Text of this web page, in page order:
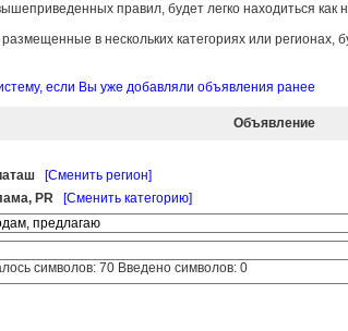
правил, будет легко находиться как
в нескольких категориях или
если Вы уже добавляли объявления ранее
Объявление
[Сменить регион]
PR
[Сменить категорию]
символов: 70Введено символов: 0